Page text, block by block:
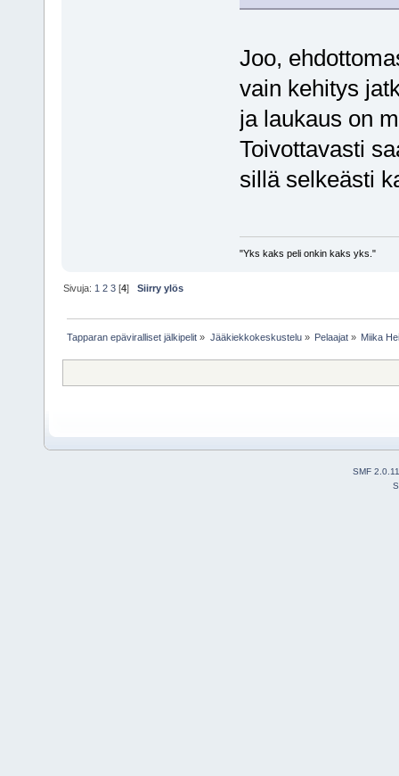
Joo,
vain kehitys
ja laukaus on
Toivottavasti
sillä selkeästi
"Yks kaks peli onkin kaks yks."
Sivuja: 1 2 3 [4]Siirry ylös
Tapparan epäviralliset jälkipelit » Jääkiekkokeskustelu» Pelaajat» Miika
SMF 2.0.11